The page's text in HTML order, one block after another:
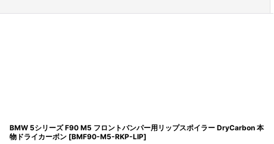
BMW 5シリーズ F90 M5 フロントバンパー用リップスポイラー DryCarbon 本
物ドライカーボン [BMF90-M5-RKP-LIP]